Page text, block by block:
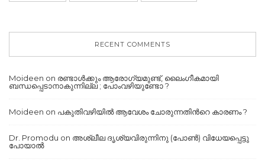
RECENT COMMENTS
Moideen on രണ്ടാൾക്കും ആരോഗ്യമുണ്ട്, ലൈംഗീകമായി
ബന്ധപ്പെടാനാകുന്നില്ല ; പോംവഴിയുണ്ടോ ?
Moideen on പകുതിവഴിയില്‍ ആവേശം ചോരുന്നതിന്‍റെ കാരണം ?
Dr. Promodu on അശ്ലീല ദൃശ്യവിരുന്നിനു (പോൺ) വിധേയപ്പെട്ടു
പോയാൽ